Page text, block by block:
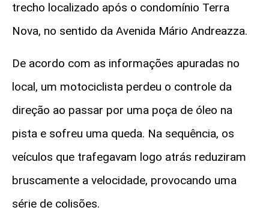
trecho localizado após o condomínio Terra
Nova, no sentido da Avenida Mário Andreazza.
De acordo com as informações apuradas no
local, um motociclista perdeu o controle da
direção ao passar por uma poça de óleo na
pista e sofreu uma queda. Na sequência, os
veículos que trafegavam logo atrás reduziram
bruscamente a velocidade, provocando uma
série de colisões.